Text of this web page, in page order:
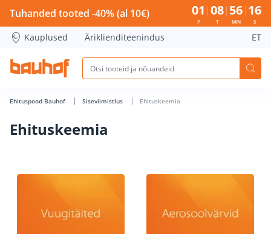
Ehituskeemia - Bauhof has loaded
Tuhanded tooted -40% (al 10€) 01
P
08
T
56
MIN
16
S
Kauplused Äriklienditeenindus ET
Ehituspood Bauhof Siseviimistlus Ehituskeemia
Ehituskeemia